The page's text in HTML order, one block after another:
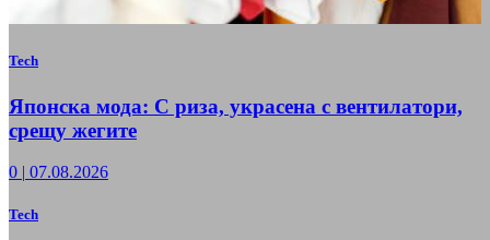
Tech
Японска мода: С риза, украсена с вентилатори,
срещу жегите
0 | 07.08.2026
Tech